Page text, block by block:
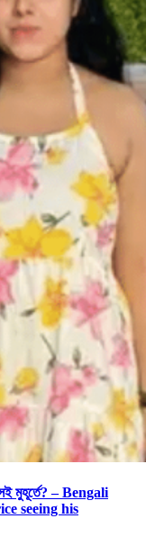
সেই মুহূর্তে? – Bengali
seeing his